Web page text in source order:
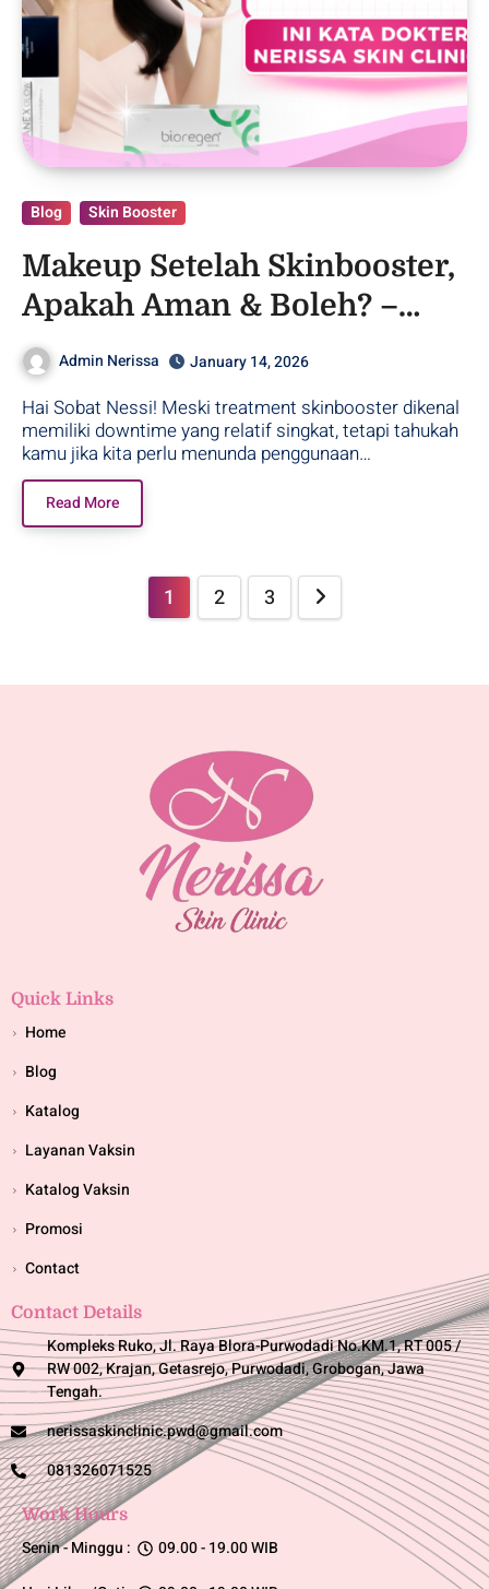
Blog Skin Booster
Makeup Setelah Skinbooster,
Apakah Aman & Boleh? –
Purwodadi
Admin Nerissa January 14, 2026
Hai Sobat Nessi! Meski treatment skinbooster dikenal
memiliki downtime yang relatif singkat, tetapi tahukah
kamu jika kita perlu menunda penggunaan…
Read More
1 2 3
Quick Links
Home
Blog
Katalog
Layanan Vaksin
Katalog Vaksin
Promosi
Contact
Contact Details
Kompleks Ruko, Jl. Raya Blora-Purwodadi No.KM.1, RT 005 /
RW 002, Krajan, Getasrejo, Purwodadi, Grobogan, Jawa
Tengah.
nerissaskinclinic.pwd@gmail.com
081326071525
Work Hours
Senin - Minggu :
09.00 - 19.00 WIB